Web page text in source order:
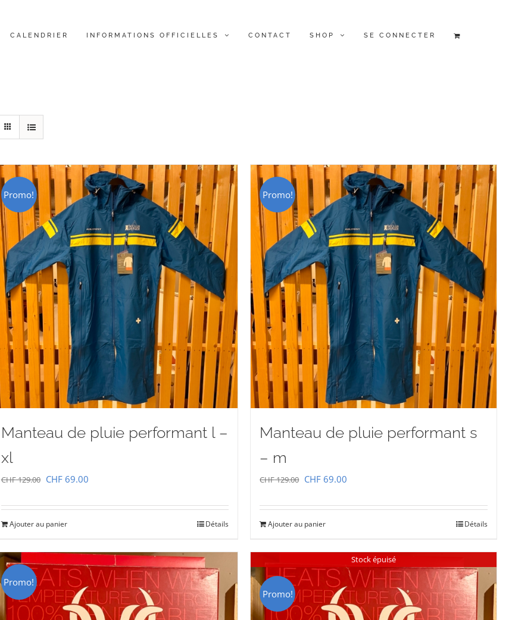
CALENDRIER INFORMATIONS OFFICIELLES CONTACT SHOP SE CONNECTER
Promo!
Manteau de pluie performant l –
xl
CHF129.00 Le
était :
CHF 129.00.
CHF69.00Le
CHF 69.00.
Ajouter au panier Détails
Promo!
Manteau de pluie performant s
– m
CHF129.00 Le
était :
CHF 129.00.
CHF 69.00
CHF 69.00.
Ajouter au panier Détails
Promo!
Stock épuisé
Promo!